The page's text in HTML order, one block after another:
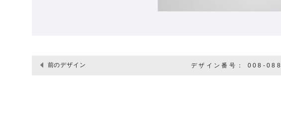
デザイン番号： 008-088
前のデザイン